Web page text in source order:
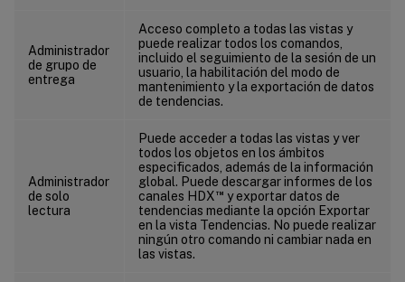
Administrador
de grupo de
entrega
Acceso completo a todas las vistas y
puede realizar todos los comandos,
incluido el seguimiento de la sesión de un
usuario, la habilitación del modo de
mantenimiento y la exportación de datos
de tendencias.
Administrador
de solo
lectura
Puede acceder a todas las vistas y ver
todos los objetos en los ámbitos
especificados, además de la información
global. Puede descargar informes de los
canales HDX™ y exportar datos de
tendencias mediante la opción Exportar
en la vista Tendencias. No puede realizar
ningún otro comando ni cambiar nada en
las vistas.